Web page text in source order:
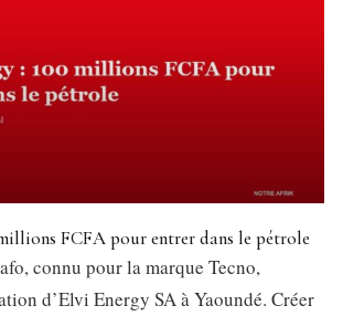
FCFA pour entrer dans le pétrole
connu pour la marque Tecno,
d’Elvi Energy SA à Yaoundé. Créer